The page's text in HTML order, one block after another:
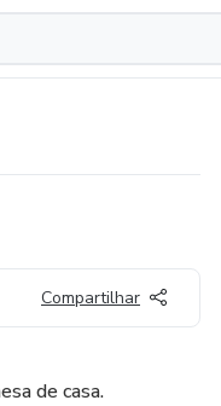
Compartilhar
de casa.